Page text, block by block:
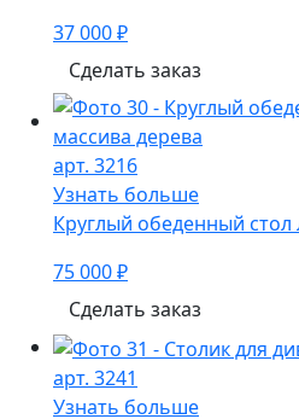
37 000 ₽
Сделать заказ
арт. 3216
Узнать больше
Круглый обеденный стол
75 000 ₽
Сделать заказ
арт. 3241
Узнать больше